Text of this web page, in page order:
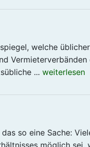
welche
... weiterlesen
so eine Sache:
möglich